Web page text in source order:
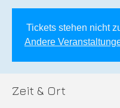
Tickets stehen nicht
Andere
Zeit & Ort